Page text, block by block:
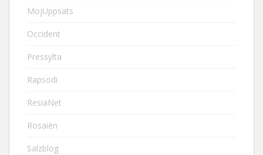
MojUppsats
Occident
Pressylta
Rapsodi
ResiaNet
Rosaièn
Salzblog